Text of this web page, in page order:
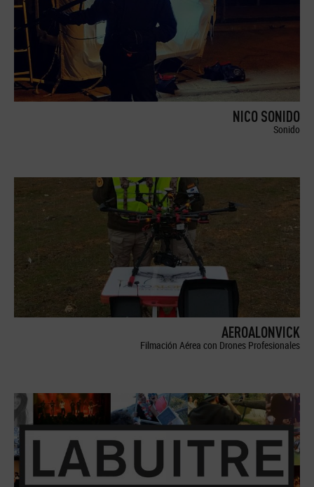
NICO SONIDO
Sonido
AEROALONVICK
Filmación Aérea con Drones Profesionales